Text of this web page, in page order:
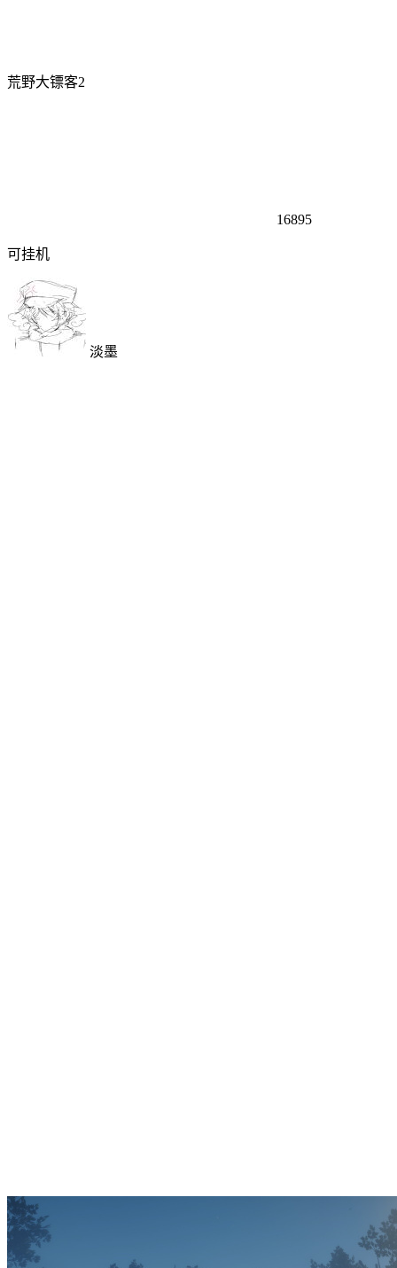
荒野大镖客2
16895
可挂机
淡墨